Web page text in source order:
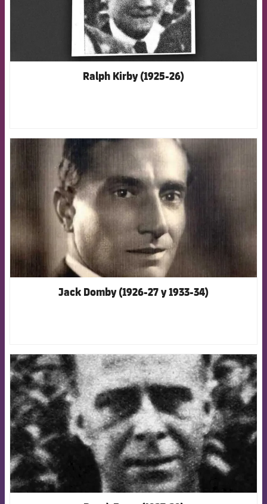
Ralph Kirby (1925-26)
FCB Barcelona badge
Jack Domby (1926-27 y 1933-34)
FCB Barcelona badge